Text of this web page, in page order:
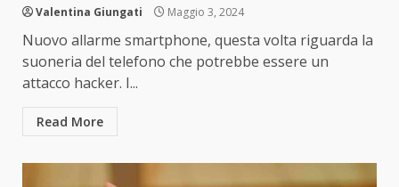
Valentina Giungati Maggio 3, 2024
Nuovo allarme smartphone, questa volta riguarda la
suoneria del telefono che potrebbe essere un
attacco hacker. I...
Read More